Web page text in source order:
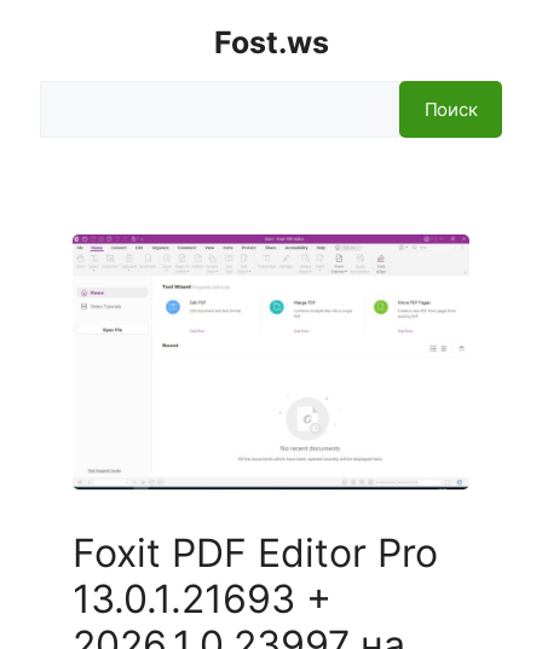
Fost.ws
Поиск
Foxit PDF Editor Pro
13.0.1.21693 +